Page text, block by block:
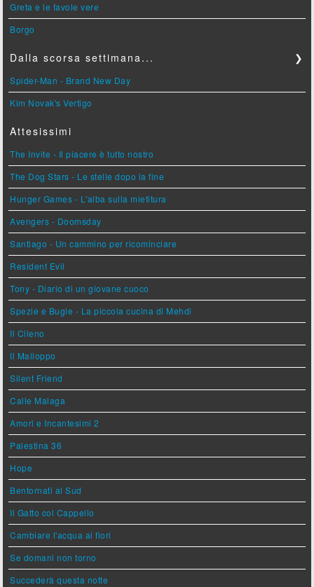
Greta e le favole vere
Borgo
Dalla scorsa settimana... ❯
Spider-Man - Brand New Day
Kim Novak's Vertigo
Attesissimi
The Invite - Il piacere è tutto nostro
The Dog Stars - Le stelle dopo la fine
Hunger Games - L'alba sulla mietitura
Avengers - Doomsday
Santiago - Un cammino per ricominciare
Resident Evil
Tony - Diario di un giovane cuoco
Spezie e Bugie - La piccola cucina di Mehdi
Il Cileno
Il Malloppo
Silent Friend
Calle Malaga
Amori e Incantesimi 2
Palestina 36
Hope
Bentornati al Sud
Il Gatto col Cappello
Cambiare l'acqua ai fiori
Se domani non torno
Succederà questa notte